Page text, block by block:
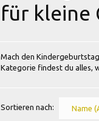
für kleine
Mach den
Kategorie findest du alles,
Sortieren nach: